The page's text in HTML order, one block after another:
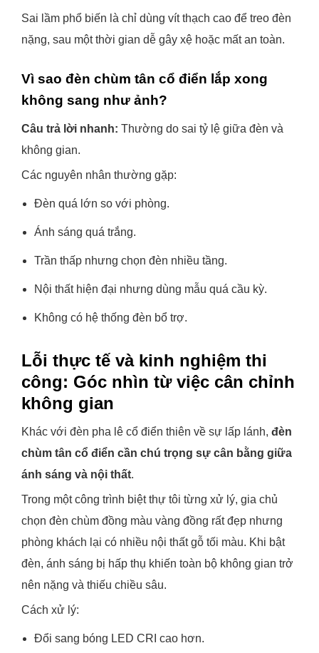
Sai lầm phổ biến là chỉ dùng vít thạch cao để treo đèn
nặng, sau một thời gian dễ gây xệ hoặc mất an toàn.
Vì sao đèn chùm tân cổ điển lắp xong
không sang như ảnh?
Câu trả lời nhanh: Thường do sai tỷ lệ giữa đèn và
không gian.
Các nguyên nhân thường gặp:
Đèn quá lớn so với phòng.
Ánh sáng quá trắng.
Trần thấp nhưng chọn đèn nhiều tầng.
Nội thất hiện đại nhưng dùng mẫu quá cầu kỳ.
Không có hệ thống đèn bổ trợ.
Lỗi thực tế và kinh nghiệm thi
công: Góc nhìn từ việc cân chỉnh
không gian
Khác với đèn pha lê cổ điển thiên về sự lấp lánh, đèn
chùm tân cổ điển cần chú trọng sự cân bằng giữa
ánh sáng và nội thất.
Trong một công trình biệt thự tôi từng xử lý, gia chủ
chọn đèn chùm đồng màu vàng đồng rất đẹp nhưng
phòng khách lại có nhiều nội thất gỗ tối màu. Khi bật
đèn, ánh sáng bị hấp thụ khiến toàn bộ không gian trở
nên nặng và thiếu chiều sâu.
Cách xử lý:
Đổi sang bóng LED CRI cao hơn.